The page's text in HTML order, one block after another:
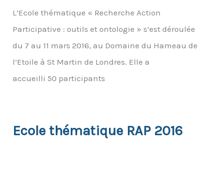
L’Ecole thématique « Recherche Action
Participative : outils et ontologie » s’est déroulée
du 7 au 11 mars 2016, au Domaine du Hameau de
l’Etoile à St Martin de Londres. Elle a
accueilli 50 participants
Ecole thématique RAP 2016